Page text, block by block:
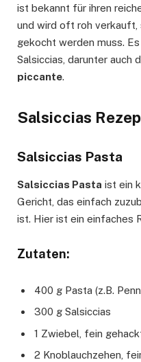
ist bekannt für ihren
und wird oft roh verkauft,
gekocht werden muss.
Salsiccias, darunter auch
piccante.
Salsiccias
Salsiccias Pasta
Salsiccias Pasta ist ein
Gericht, das einfach
ist. Hier ist ein einfaches
Zutaten:
400 g Pasta (z.B.
300 g Salsiccias
1 Zwiebel, fein
2 Knoblauchzehen,